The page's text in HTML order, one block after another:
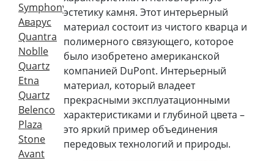
Symphony
Аварус
Quantra
Noblle
Quartz
Etna
Quartz
Belenco
Plaza
Stone
Avant
эстетику камня. Этот интерьерный
материал состоит из чистого кварца и
полимерного связующего, которое
было изобретено американской
компанией DuPont. Интерьерный
материал, который владеет
прекрасными эксплуатационными
характеристиками и глубиной цвета –
это яркий пример объединения
передовых технологий и природы.